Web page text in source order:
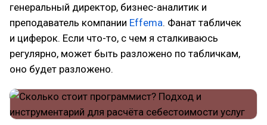
генеральный директор, бизнес-аналитик и
преподаватель компании Effema. Фанат табличек
и циферок. Если что-то, с чем я сталкиваюсь
регулярно, может быть разложено по табличкам,
оно будет разложено.